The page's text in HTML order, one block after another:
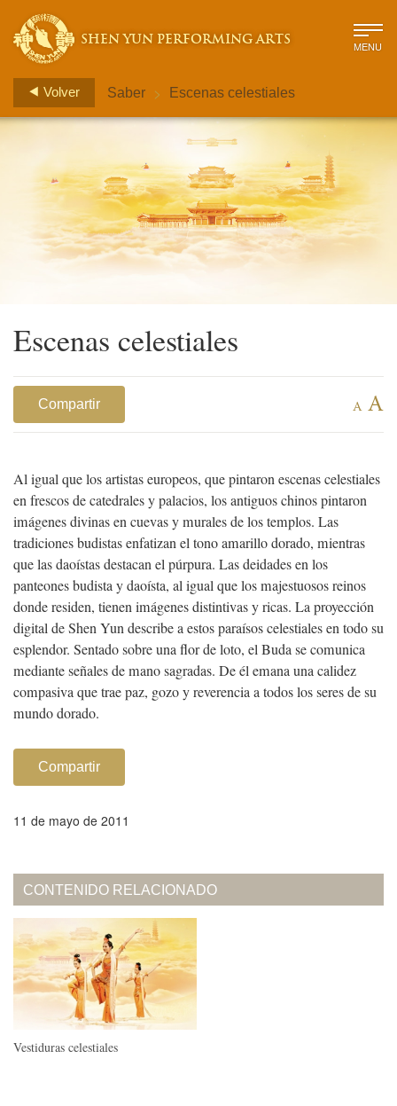
SHEN YUN PERFORMING ARTS MENU
Volver Saber > Escenas celestiales
Escenas celestiales
Compartir A A
Al igual que los artistas europeos, que pintaron escenas celestiales
en frescos de catedrales y palacios, los antiguos chinos pintaron
imágenes divinas en cuevas y murales de los templos. Las
tradiciones budistas enfatizan el tono amarillo dorado, mientras
que las daoístas destacan el púrpura. Las deidades en los
panteones budista y daoísta, al igual que los majestuosos reinos
donde residen, tienen imágenes distintivas y ricas. La proyección
digital de Shen Yun describe a estos paraísos celestiales en todo su
esplendor. Sentado sobre una flor de loto, el Buda se comunica
mediante señales de mano sagradas. De él emana una calidez
compasiva que trae paz, gozo y reverencia a todos los seres de su
mundo dorado.
Compartir
11 de mayo de 2011
CONTENIDO RELACIONADO
Vestiduras celestiales